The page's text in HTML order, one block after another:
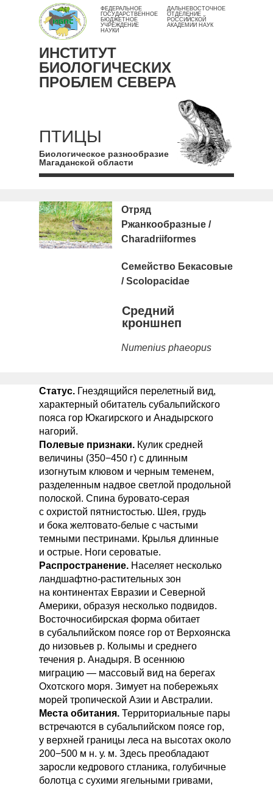
ИНСТИТУТ
БИОЛОГИЧЕСКИХ
ПРОБЛЕМ СЕВЕРА
ФЕДЕРАЛЬНОЕ
ГОСУДАРСТВЕННОЕ
БЮДЖЕТНОЕ
УЧРЕЖДЕНИЕ
НАУКИ
ДАЛЬНЕВОСТОЧНОЕ
ОТДЕЛЕНИЕ
РОССИЙСКОЙ
АКАДЕМИИ НАУК
ПТИЦЫ
Биологическое разнообразие
Магаданской области
Средний
кроншнеп
Numenius phaeopus
Семейство Бекасовые
/Scolopacidae
Отряд
Ржанкообразные /
Charadriiformes
Статус. Гнездящийся перелетный вид,
характерный обитатель субальпийского
пояса гор Юкагирского и Анадырского
нагорий.
Полевые признаки. Кулик средней
величины (350−450 г) с длинным
изогнутым клювом и черным теменем,
разделенным надвое светлой продольной
полоской. Спина буровато-серая
с охристой пятнистостью. Шея, грудь
и бока желтовато-белые с частыми
темными пестринами. Крылья длинные
и острые. Ноги сероватые.
Распространение. Населяет несколько
ландшафтно-растительных зон
на континентах Евразии и Северной
Америки, образуя несколько подвидов.
Восточносибирская форма обитает
в субальпийском поясе гор от Верхоянска
до низовьев р. Колымы и среднего
течения р. Анадыря. В осеннюю
миграцию — массовый вид на берегах
Охотского моря. Зимует на побережьях
морей тропической Азии и Австралии.
Места обитания. Территориальные пары
встречаются в субальпийском поясе гор,
у верхней границы леса на высотах около
200−500 м н. у. м. Здесь преобладают
заросли кедрового стланика, голубичные
болотца с сухими ягельными гривами,